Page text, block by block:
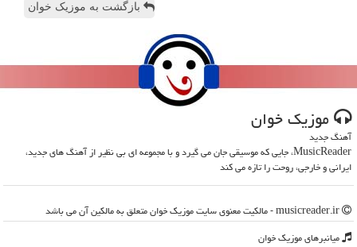
بازگشت به موزیک خوان
موزیك خوان
آهنگ جدید
MusicReader، جایی که موسیقی جان می گیرد و با مجموعه ای بی نظیر از آهنگ های جدید،
ایرانی و خارجی، روحت را تازه می کند
میانبرهای موزیك خوان